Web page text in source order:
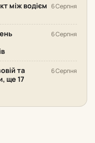
між водієм 6 Серпня
6 Серпня
та
ще 17
6 Серпня